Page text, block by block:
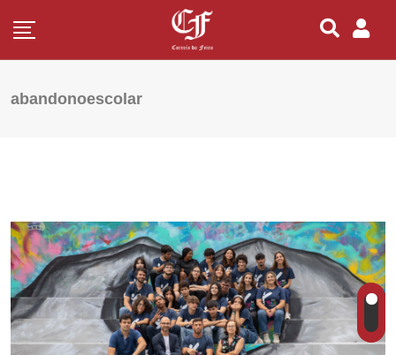
abandonoescolar